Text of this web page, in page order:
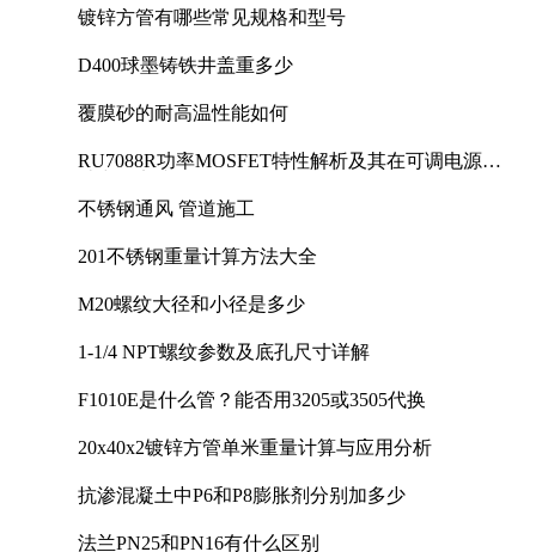
镀锌方管有哪些常见规格和型号
D400球墨铸铁井盖重多少
覆膜砂的耐高温性能如何
RU7088R功率MOSFET特性解析及其在可调电源设
不锈钢通风 管道施工
201不锈钢重量计算方法大全
M20螺纹大径和小径是多少
1-1/4 NPT螺纹参数及底孔尺寸详解
F1010E是什么管？能否用3205或3505代换
20x40x2镀锌方管单米重量计算与应用分析
抗渗混凝土中P6和P8膨胀剂分别加多少
法兰PN25和PN16有什么区别